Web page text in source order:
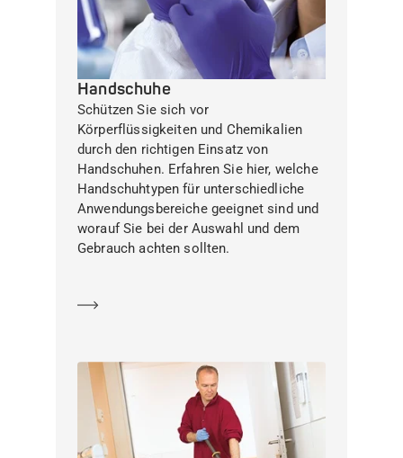
Handschuhe
Schützen Sie sich vor
Körperflüssigkeiten und Chemikalien
durch den richtigen Einsatz von
Handschuhen. Erfahren Sie hier, welche
Handschuhtypen für unterschiedliche
Anwendungsbereiche geeignet sind und
worauf Sie bei der Auswahl und dem
Gebrauch achten sollten.